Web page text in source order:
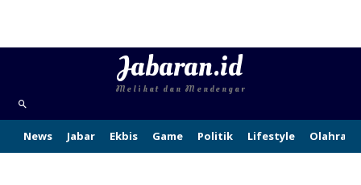
Jabaran.id
Melihat dan Mendengar
News Jabar Ekbis Game Politik Lifestyle Olahraga